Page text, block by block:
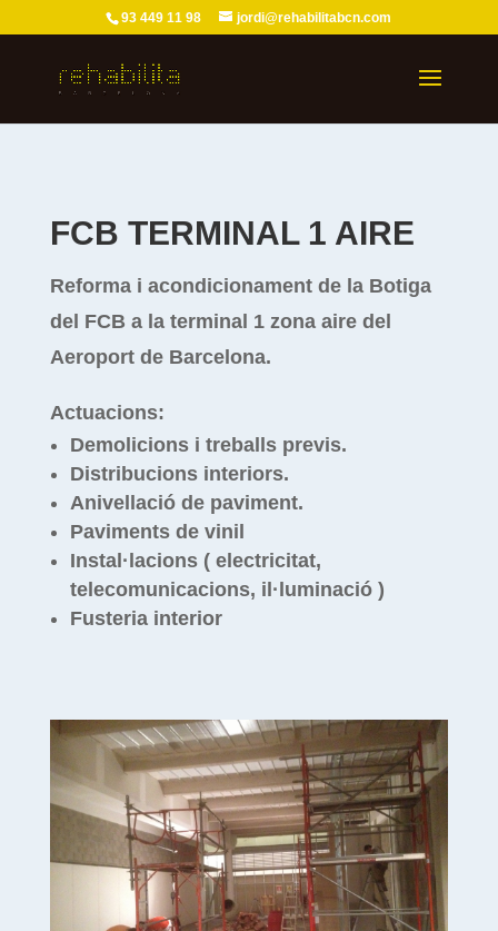
93 449 11 98 jordi@rehabilitabcn.com
FCB TERMINAL 1 AIRE
Reforma i acondicionament de la Botiga
del FCB a la terminal 1 zona aire del
Aeroport de Barcelona.
Actuacions:
Demolicions i treballs previs.
Distribucions interiors.
Anivellació de paviment.
Paviments de vinil
Instal·lacions ( electricitat,
telecomunicacions, il·luminació )
Fusteria interior